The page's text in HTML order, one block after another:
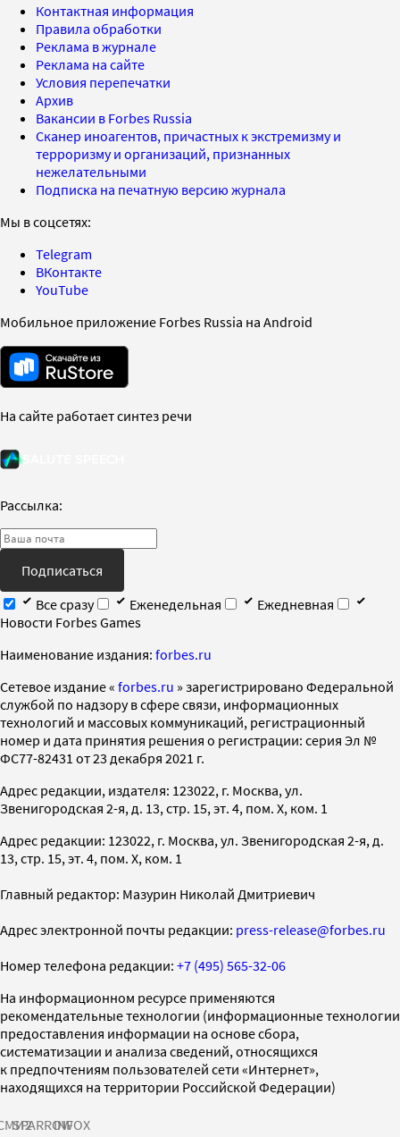
Контактная информация
Правила обработки
Реклама в журнале
Реклама на сайте
Условия перепечатки
Архив
Вакансии в Forbes Russia
Сканер иноагентов, причастных к экстремизму и
терроризму и организаций, признанных
нежелательными
Подписка на печатную версию журнала
Мы в соцсетях:
Telegram
ВКонтакте
YouTube
Мобильное приложение Forbes Russia на Android
На сайте работает синтез речи
Рассылка:
Подписаться
Все сразу
Еженедельная
Ежедневная
Новости Forbes Games
Наименование издания: forbes.ru
Cетевое издание « forbes.ru » зарегистрировано Федеральной
службой по надзору в сфере связи, информационных
технологий и массовых коммуникаций, регистрационный
номер и дата принятия решения о регистрации: серия Эл №
ФС77-82431 от 23 декабря 2021 г.
Адрес редакции, издателя: 123022, г. Москва, ул.
Звенигородская 2-я, д. 13, стр. 15, эт. 4, пом. X, ком. 1
Адрес редакции: 123022, г. Москва, ул. Звенигородская 2-я, д.
13, стр. 15, эт. 4, пом. X, ком. 1
Главный редактор: Мазурин Николай Дмитриевич
Адрес электронной почты редакции: press-release@forbes.ru
Номер телефона редакции: +7 (495) 565-32-06
На информационном ресурсе применяются
рекомендательные технологии (информационные технологии
предоставления информации на основе сбора,
систематизации и анализа сведений, относящихся
к предпочтениям пользователей сети «Интернет»,
находящихся на территории Российской Федерации)
SPARROWINFOX